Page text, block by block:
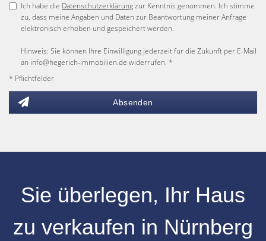
Ich habe die Datenschutzerklärungzur Kenntnis genommen. Ich stimme
zu, dass meine Angaben und Daten zur Beantwortung meiner Anfrage
elektronisch erhoben und gespeichert werden.
Hinweis: Sie können Ihre Einwilligung jederzeit für die Zukunft per E-Mail
an info@hegerich-immobilien.de widerrufen. *
* Pflichtfelder
Absenden
Sie überlegen, Ihr Haus
zu verkaufen in Nürnberg